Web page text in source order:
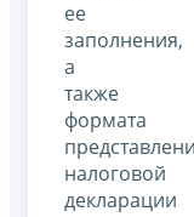
ее
заполнения,
а
также
формата
налоговой
декларации